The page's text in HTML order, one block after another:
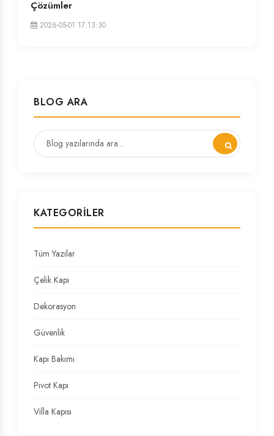
Çözümler
2026-05-01 17:13:30
BLOG ARA
KATEGORILER
Tüm Yazılar
Çelik Kapı
Dekorasyon
Güvenlik
Kapı Bakımı
Pivot Kapı
Villa Kapısı